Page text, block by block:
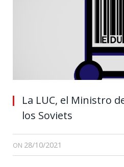
La LUC, el Ministro
los Soviets
ON 28/10/2021